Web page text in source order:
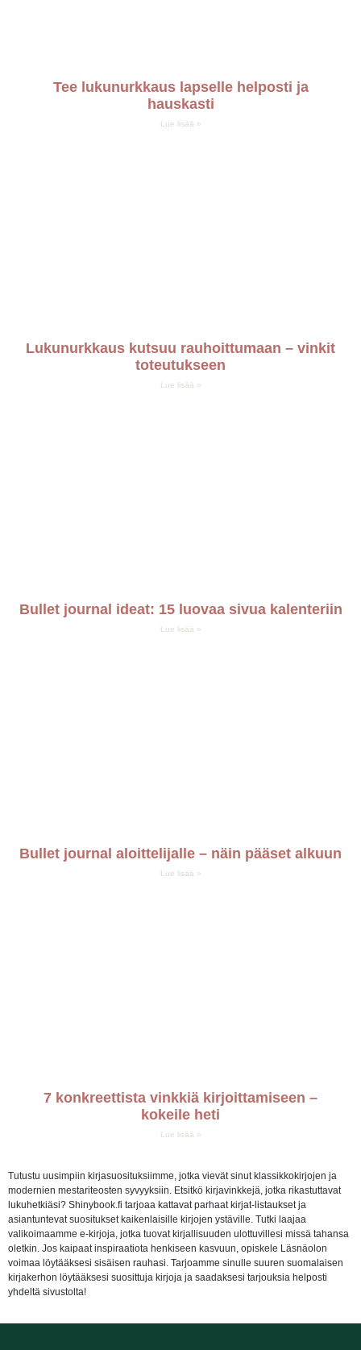
Tee lukunurkkaus lapselle helposti ja
hauskasti
Lue lisää »
Lukunurkkaus kutsuu rauhoittumaan – vinkit
toteutukseen
Lue lisää »
Bullet journal ideat: 15 luovaa sivua kalenteriin
Lue lisää »
Bullet journal aloittelijalle – näin pääset alkuun
Lue lisää »
7 konkreettista vinkkiä kirjoittamiseen –
kokeile heti
Lue lisää »
Tutustu uusimpiin kirjasuosituksiimme, jotka vievät sinut klassikkokirjojen ja
modernien mestariteosten syvyyksiin. Etsitkö kirjavinkkejä, jotka rikastuttavat
lukuhetkiäsi? Shinybook.fi tarjoaa kattavat parhaat kirjat-listaukset ja
asiantuntevat suositukset kaikenlaisille kirjojen ystäville. Tutki laajaa
valikoimaamme e-kirjoja, jotka tuovat kirjallisuuden ulottuvillesi missä tahansa
oletkin. Jos kaipaat inspiraatiota henkiseen kasvuun, opiskele Läsnäolon
voimaa löytääksesi sisäisen rauhasi. Tarjoamme sinulle suuren suomalaisen
kirjakerhon löytääksesi suosittuja kirjoja ja saadaksesi tarjouksia helposti
yhdeltä sivustolta!